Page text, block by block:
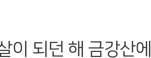
이 되던 해 금강산